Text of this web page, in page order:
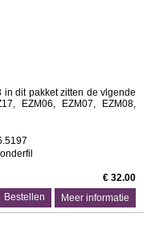
dit pakket zitten de vlgende
EZM06, EZM07, EZM08,
€ 32.00
Meer informatie